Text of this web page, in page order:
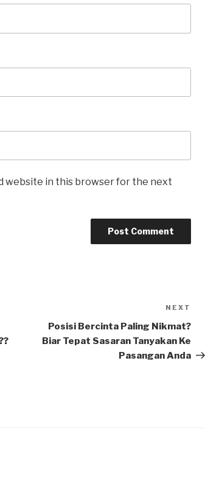
website in this browser for the next
NEXT
Posisi Bercinta Paling Nikmat?
Biar Tepat Sasaran Tanyakan Ke
Pasangan Anda